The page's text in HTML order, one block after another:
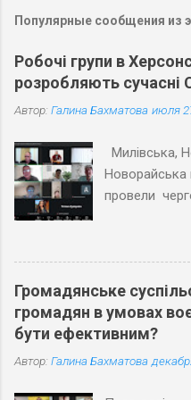
Популярные сообщения из
Робочі групи в
розробляють сучасні
Автор: Галина Бахматова июля
Милівська,
провели
політичних
(ПЦПСД) та з
увійшли до
Статутів.
Робочих груп
громадам
Громадянське
громадян в умовах
бути ефективним?
Автор: Галина Бахматова